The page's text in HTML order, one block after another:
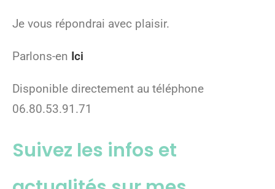
Je vous répondrai avec plaisir.
Parlons-en Ici
Disponible directement au téléphone
06.80.53.91.71
Suivez les infos et